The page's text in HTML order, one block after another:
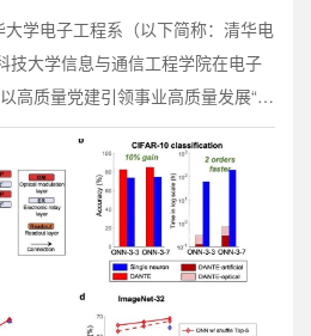
学电子工程系（以下简称：清华电
技大学信息与通信工程学院在电子
高质量党建引领事业高质量发展“为
共建活动。电子科技大学信息与通
书记冷甦鹏、党委副书记何佳一
记沈渊、主任汪玉等党政领导班
室相关负责人出席本次活动。会
对电子科技大学一行的到来表示
子系二级党校建设、课程思政、...